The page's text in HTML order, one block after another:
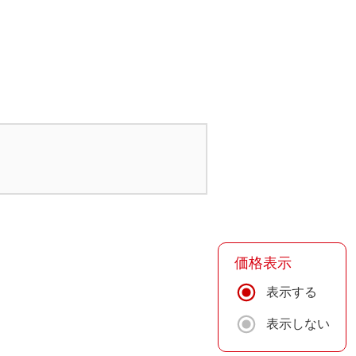
価格表示
表示する
表示しない